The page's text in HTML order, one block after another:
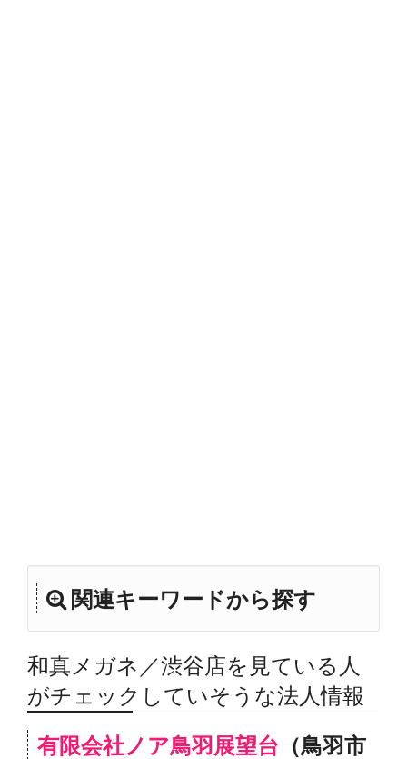
関連キーワードから探す
和真メガネ／渋谷店を見ている人
がチェックしていそうな法人情報
有限会社ノア鳥羽展望台 （鳥羽市